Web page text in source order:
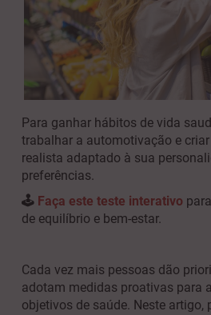
Para ganhar hábitos de vida
trabalhar a automotivação e
realista adaptado à sua
preferências.
🕹️ Faça este teste interativo
de equilíbrio e bem-estar.
Cada vez mais pessoas dão
adotam medidas proativas para
objetivos de saúde. Neste artigo,